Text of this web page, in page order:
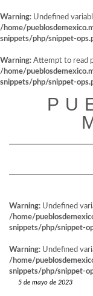
Warning: Undefined
/home/
snippets/php/snippet-
Warning: Attempt to read
/home/
snippets/php/snippet-
Warning: Undefined
/home/
snippets/php/snippet-
Warning: Undefined
/home/
snippets/php/snippet-
5 de mayo de 2023